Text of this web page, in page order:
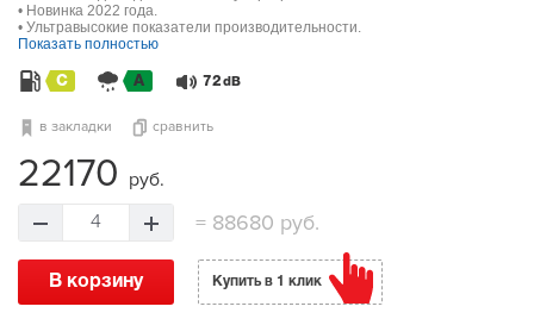
• Новинка 2022 года.
• Ультравысокие показатели производительности.
Показать полностью
C A 72 dB
в закладки сравнить
22170 руб.
4 =88680 руб.
В корзину Купить в 1 клик